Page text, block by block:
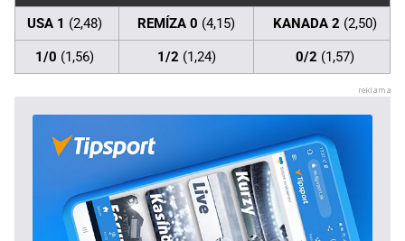
USA 1 (2,48) REMÍZA 0 (4,15) KANADA 2 (2,50)
1/0 (1,56) 1/2 (1,24) 0/2 (1,57)